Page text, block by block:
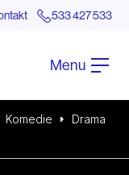
533 427 533
Menu
Komedie
Drama